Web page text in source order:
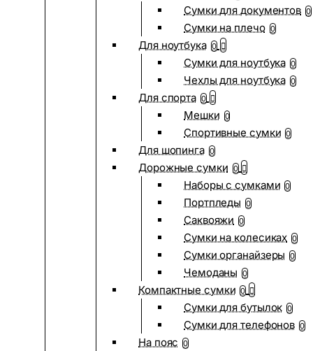
Сумки для документов 0
Сумки на плечо 0
Для ноутбука 0
Сумки для ноутбука 0
Чехлы для ноутбука 0
Для спорта 0
Мешки 0
Спортивные сумки 0
Для шопинга 0
Дорожные сумки 0
Наборы с сумками 0
Портпледы 0
Саквояжи 0
Сумки на колесиках 0
Сумки органайзеры 0
Чемоданы 0
Компактные сумки 0
Сумки для бутылок 0
Сумки для телефонов 0
На пояс 0